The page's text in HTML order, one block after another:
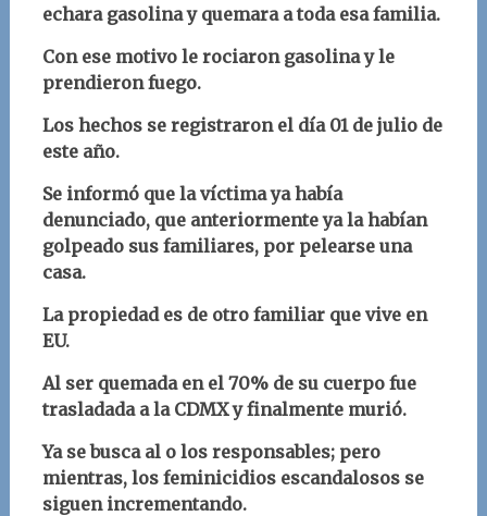
echara gasolina y quemara a toda esa familia.
Con ese motivo le rociaron gasolina y le
prendieron fuego.
Los hechos se registraron el día 01 de julio de
este año.
Se informó que la víctima ya había
denunciado, que anteriormente ya la habían
golpeado sus familiares, por pelearse una
casa.
La propiedad es de otro familiar que vive en
EU.
Al ser quemada en el 70% de su cuerpo fue
trasladada a la CDMX y finalmente murió.
Ya se busca al o los responsables; pero
mientras, los feminicidios escandalosos se
siguen incrementando.